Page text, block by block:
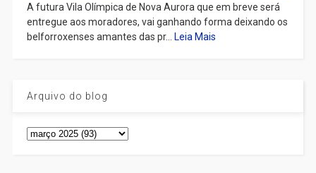
A futura Vila Olímpica de Nova Aurora que em breve será
entregue aos moradores, vai ganhando forma deixando os
belforroxenses amantes das pr...
Leia Mais
Arquivo do blog